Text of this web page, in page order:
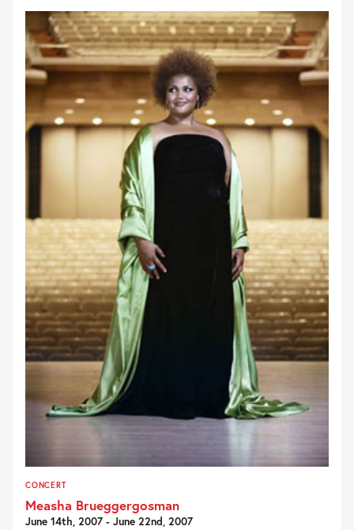
CONCERT
Measha Brueggergosman
June 14th, 2007 - June 22nd, 2007